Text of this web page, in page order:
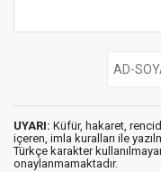
UYARI: Küfür, hakaret,
içeren, imla kuralları ile
Türkçe karakter
onaylanmamaktadır.